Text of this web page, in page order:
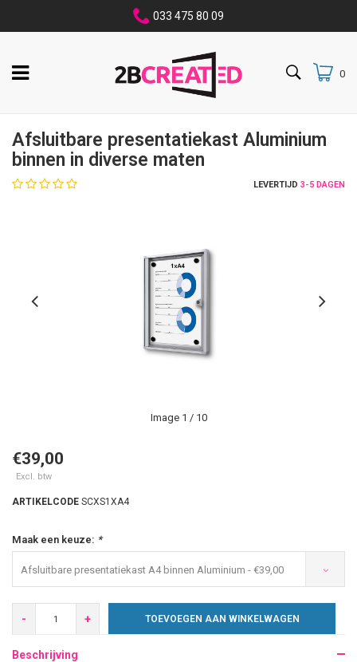
033 475 80 09
0
Afsluitbare presentatiekast Aluminium
binnen in diverse maten
LEVERTIJD 3-5 DAGEN
Image 1 / 10
€39,00
Excl. btw
ARTIKELCODE SCXS1XA4
Maak een keuze: *
Afsluitbare presentatiekast A4 binnen Aluminium - €39,00
- + TOEVOEGEN AAN WINKELWAGEN
Beschrijving